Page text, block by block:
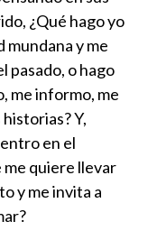
¿Qué hago yo
mundana y me
pasado, o hago
me informo, me
Y,
en el
me quiere llevar
y me invita a